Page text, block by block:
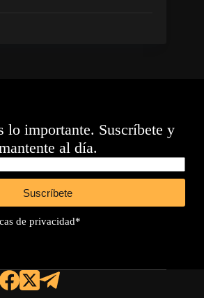
lo importante. Suscríbete y
al día.
Suscríbete
de privacidad*